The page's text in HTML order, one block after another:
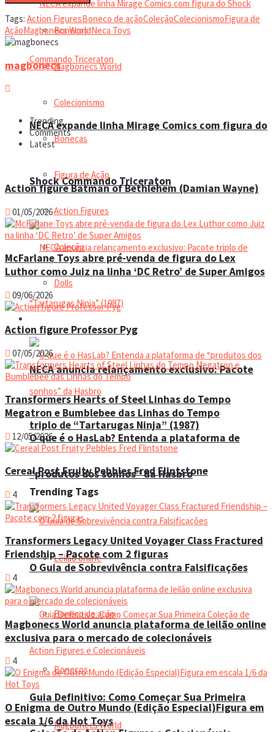
NECA expande linha Mirage Comics com figura do
Shock Commando Triceraton
NECA anuncia relançamento exclusivo: Pacote
triplo de “Tartarugas Ninja” (1987)
Trending Tags
Leilão online
Boneco de ação
Bonecos
Magbonecs World
Bonecos
Magbonecs World
Colecionismo
Bonecas
Figura de Ação
Action Figures
Coleção
Dolls
O que é o HasLab? Entenda a plataforma de
“produtos dos sonhos” da Hasbro
O Guia de Sobrevivência contra Falsificações
Guia Definitivo: Como Começar Sua Primeira
Tags: Action FiguresBoneco de açãoColeçãoColecionismoFigura de
AçãoMagbonecs WorldNeca Toys
magbonecs
Trending
Comments
Latest
Action figure Batman of Bethlehem (Damian Wayne)
01/05/2026
McFarlane Toys abre pré-venda de figura do Lex
Luthor como Juiz na linha ‘DC Retro’ de Super Amigos
09/06/2026
Action figure Professor Pyg
07/05/2026
Transformers Hearts of Steel Linhas do Tempo
Megatron e Bumblebee das Linhas do Tempo
12/05/2026
Cereal Post Fruity Pebbles Fred Flintstone
4
Transformers Legacy United Voyager Class Fractured
Friendship – Pacote com 2 figuras
4
Magbonecs World anuncia plataforma de leilão online
exclusiva para o mercado de colecionáveis
4
O Enigma de Outro Mundo (Edição Especial)Figura em
escala 1/6 da Hot Toys